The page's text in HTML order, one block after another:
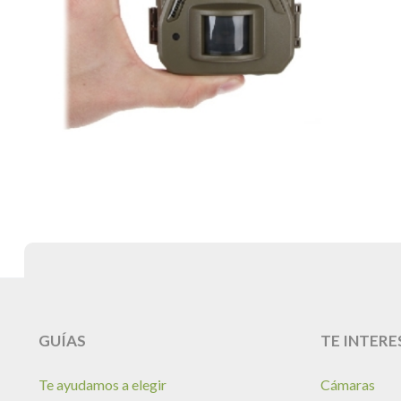
DE VIGILANCIA, INFRARROJOS INVISIBLES Y FLASH
INCANDESCENTE 37MPX
185,00€
Comparar
GUÍAS
Te ayudamos a elegir
TE
Cámaras